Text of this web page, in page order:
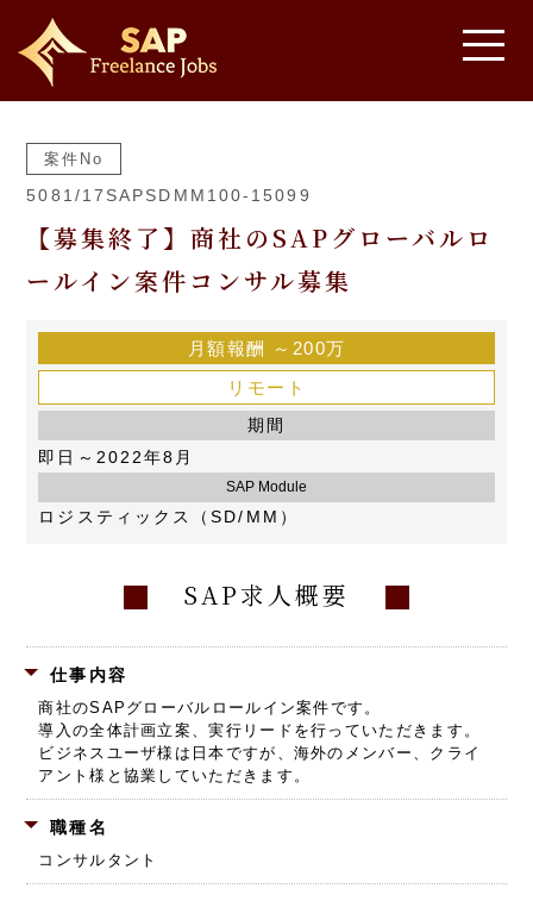
案件No
5081/17SAPSDMM100-15099
【募集終了】商社のSAPグローバルロ
ールイン案件コンサル募集
月額報酬
～200万
リモート
期間
即日～2022年8月
SAP Module
ロジスティックス（SD/MM）
SAP求人概要
仕事内容
商社のSAPグローバルロールイン案件です。
導入の全体計画立案、実行リードを行っていただきます。
ビジネスユーザ様は日本ですが、海外のメンバー、クライ
アント様と協業していただきます。
職種名
コンサルタント